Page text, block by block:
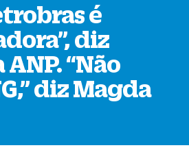
é
”, diz
“Não
”diz Magda